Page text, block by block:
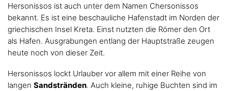
Hersonissos ist auch unter dem Namen Chersonissos
bekannt. Es ist eine beschauliche Hafenstadt im Norden der
griechischen Insel Kreta. Einst nutzten die Römer den Ort
als Hafen. Ausgrabungen entlang der Hauptstraße zeugen
heute noch von dieser Zeit.
Hersonissos lockt Urlauber vor allem mit einer Reihe von
langen Sandstränden. Auch kleine, ruhige Buchten sind im